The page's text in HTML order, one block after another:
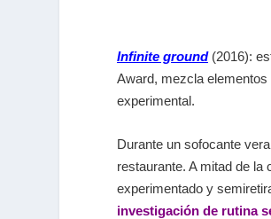
Infinite ground(2016):
Award, mezcla
experimental.
Durante un sofocante
restaurante. A mitad de
experimentado y
investigación de rutina